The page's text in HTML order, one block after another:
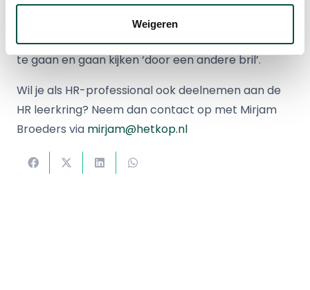
Weigeren
Wij danken Erik Giebels hartelijk voor de
presentatie en de motivatie om allen naar terug
te gaan en gaan kijken ‘door een andere bril’.
Wil je als HR-professional ook deelnemen aan de
HR leerkring? Neem dan contact op met Mirjam
Broeders via mirjam@hetkop.nl